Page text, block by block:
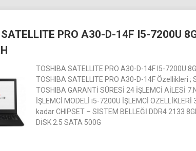
PRO A30-D-14F I5-7200U
TOSHIBA SATELLITE PRO A30-D-14F I5-7200U
TOSHIBA SATELLITE PRO A30-D-14F Özellikleri ;
TOSHIBA GARANTİ SÜRESİ 24 İŞLEMCİ AİLESİ
İŞLEMCİ MODELİ i5-7200U İŞLEMCİ
kadar CHIPSET – SİSTEM BELLEĞİ DDR4 2133
DİSK 2.5 SATA 500G